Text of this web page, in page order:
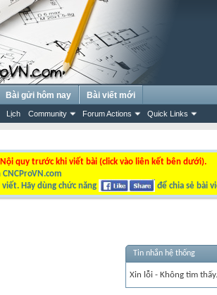
Lịch Community Forum Actions Quick Links
Bài gửi hôm nay Bài viết mới
Nội quy trước khi viết bài (click vào liên kết bên dưới).
Hãy dùng chức năng để chia sẻ bài
Tin nhắn hệ thống
Xin lỗi - Không tìm